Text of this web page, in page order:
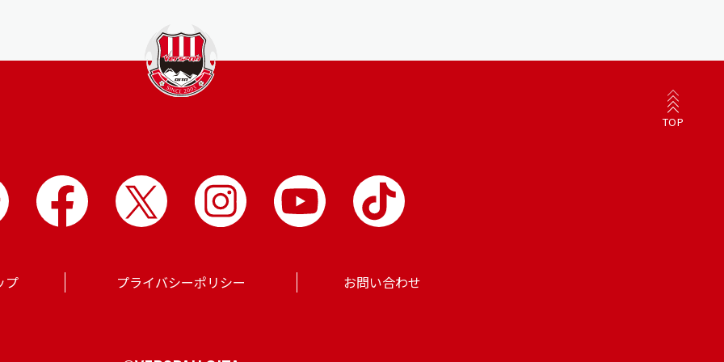
TOP
プ プライバシーポリシー お問い合わせ